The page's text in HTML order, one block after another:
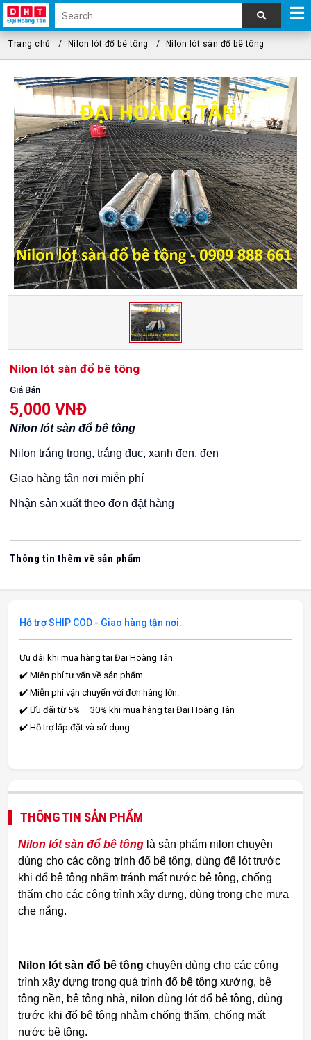
Trang chủ Nilon lót đổ bê tông Nilon lót sàn đổ bê tông
Nilon lót sàn đổ bê tông
Giá Bán
5,000 VNĐ
Nilon lót sàn đổ bê tông
Nilon trắng trong, trắng đục, xanh đen, đen
Giao hàng tận nơi miễn phí
Nhận sản xuất theo đơn đặt hàng
Thông tin thêm về sản phẩm
Hỗ trợ SHIP COD - Giao hàng tận nơi.
Ưu đãi khi mua hàng tại Đại Hoàng Tân
✔️ Miễn phí tư vấn về sản phẩm.
✔️ Miễn phí vận chuyển với đơn hàng lớn.
✔️ Ưu đãi từ 5% – 30% khi mua hàng tại Đại Hoàng Tân
✔️ Hỗ trợ lắp đặt và sử dụng.
THÔNG TIN SẢN PHẨM
Nilon lót sàn đổ bê tông là sản phẩm nilon chuyên
dùng cho các công trình đổ bê tông, dùng để lót trước
khi đổ bê tông nhằm tránh mất nước bê tông, chống
thấm cho các công trình xây dựng, dùng trong che mưa
che nắng.
Nilon lót sàn đổ bê tôngchuyên dùng cho các công
trình xây dựng trong quá trình đổ bê tông xưởng, bê
tông nền, bê tông nhà, nilon dùng lót đổ bê tông, dùng
trước khi đổ bê tông nhằm chống thấm, chống mất
nước bê tông.